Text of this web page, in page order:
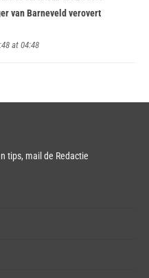
van Barneveld verovert
at 04:48
tips, mail de Redactie